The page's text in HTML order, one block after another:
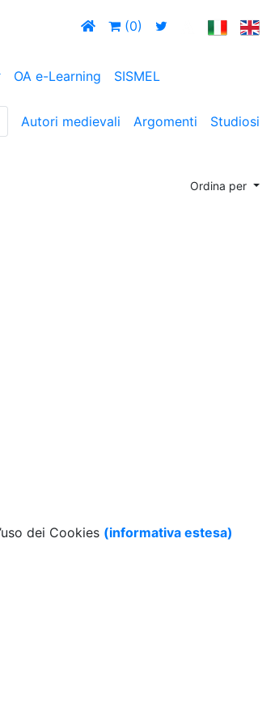
(0)
OA e-Learning SISMEL
Autori medievali Argomenti Studiosi
Ordina per
dei Cookies (informativa estesa)